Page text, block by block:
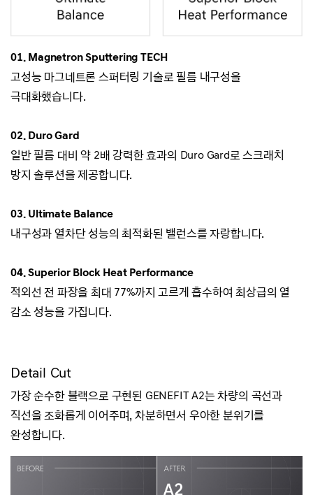
01. Magnetron Sputtering TECH
고성능 마그네트론 스퍼터링 기술로 필름 내구성을
극대화했습니다.
02. Duro Gard
일반 필름 대비 약 2배 강력한 효과의 Duro Gard로 스크래치
방지 솔루션을 제공합니다.
03. Ultimate Balance
내구성과 열차단 성능의 최적화된 밸런스를 자랑합니다.
04. Superior Block Heat Performance
적외선 전 파장을 최대 77%까지 고르게 흡수하여 최상급의 열
감소 성능을 가집니다.
Detail Cut
가장 순수한 블랙으로 구현된 GENEFIT A2는 차량의 곡선과
직선을 조화롭게 이어주며, 차분하면서 우아한 분위기를
완성합니다.